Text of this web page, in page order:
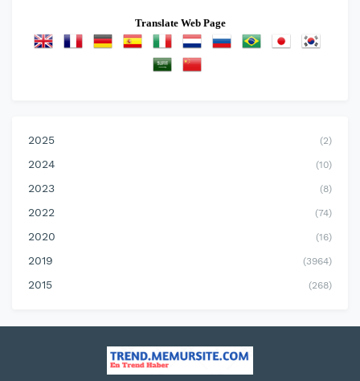
Translate Web Page
2025 (2)
2024 (10)
2023 (8)
2022 (74)
2020 (16)
2019 (3964)
2015 (268)